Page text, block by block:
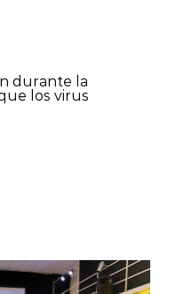
durante la
los virus